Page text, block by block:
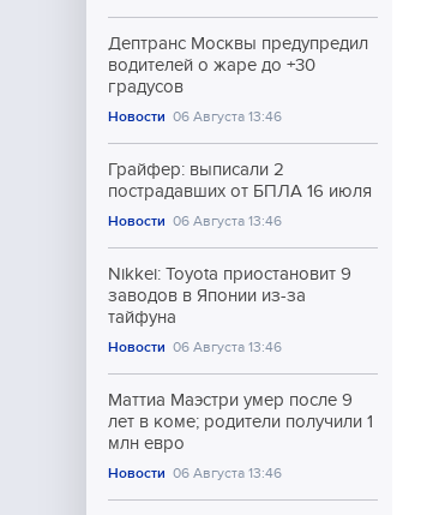
Дептранс Москвы предупредил
водителей о жаре до +30
градусов
Новости 06 Августа 13:46
Грайфер: выписали 2
пострадавших от БПЛА 16 июля
Новости 06 Августа 13:46
Nikkei: Toyota приостановит 9
заводов в Японии из-за
тайфуна
Новости 06 Августа 13:46
Маттиа Маэстри умер после 9
лет в коме; родители получили 1
млн евро
Новости 06 Августа 13:46